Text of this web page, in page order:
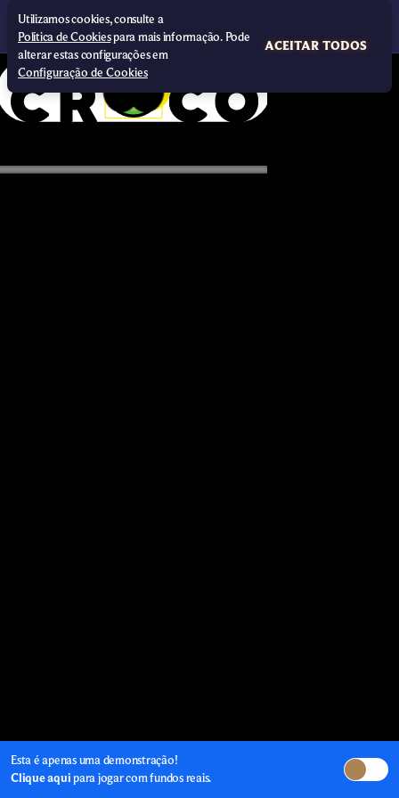
Esta é apenas uma demonstração!
Clique aquipara jogar com fundos reais.
Utilizamos cookies, consulte a
Política de Cookiespara mais informação. Pode
alterar estas configurações em
Configuração de Cookies
ACEITAR TODOS